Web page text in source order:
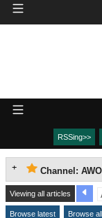
RSSing>>
Channel:
Viewing all articles
Browse latest Browse